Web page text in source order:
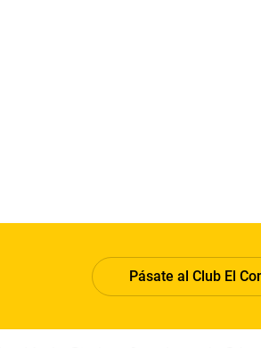
Pásate al Club El